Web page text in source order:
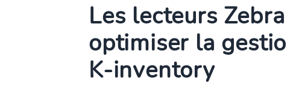
Les lecteurs
optimiser la
K-inventory